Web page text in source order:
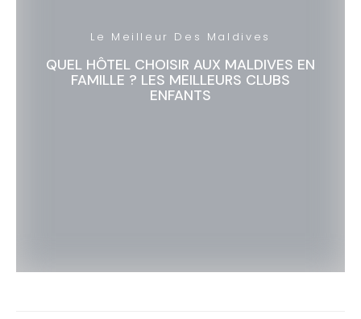
Le Meilleur Des Maldives
QUEL HÔTEL CHOISIR AUX MALDIVES EN
FAMILLE ? LES MEILLEURS CLUBS
ENFANTS